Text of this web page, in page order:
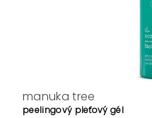
manuka tree
peelingový pleťový gél